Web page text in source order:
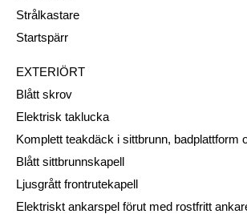
Strålkastare
Startspärr
EXTERIÖRT
Blått skrov
Elektrisk taklucka
Komplett teakdäck i sittbrunn, badplattform
Blått sittbrunnskapell
Ljusgrått frontrutekapell
Elektriskt ankarspel förut med rostfritt